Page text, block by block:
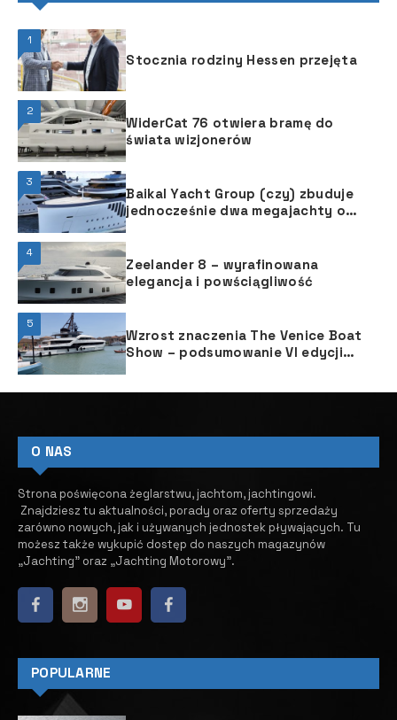
1
Stocznia rodziny Hessen przejęta
2
WiderCat 76 otwiera bramę do
świata wizjonerów
3
Baikal Yacht Group (czy) zbuduje
jednocześnie dwa megajachty o
4
Zeelander 8 – wyrafinowana
elegancja i powściągliwość
5
Wzrost znaczenia The Venice Boat
Show ­– podsumowanie VI edycji
O NAS
Strona poświęcona żeglarstwu, jachtom, jachtingowi.
Znajdziesz tu aktualności, porady oraz oferty sprzedaży
zarówno nowych, jak i używanych jednostek pływających. ​ Tu
możesz także wykupić dostęp do naszych magazynów
„Jachting” oraz „Jachting Motorowy”.
POPULARNE